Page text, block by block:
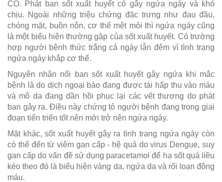
CÓ. Phát ban sốt xuất huyết có gây ngứa ngáy và khó
chịu. Ngoài những triệu chứng đặc trưng như đau đầu,
chóng mặt, buồn nôn, cơ thể mệt mỏi thì ngứa ngáy cũng
là một biểu hiện thường gặp của sốt xuất huyết. Có trường
hợp người bệnh thức trắng cả ngày lẫn đêm vì tình trạng
ngứa ngáy khắp cơ thể.
Nguyên nhân nổi ban sốt xuất huyết gây ngứa khi mắc
bệnh là do dịch ngoại bào đang được tái hấp thu vào máu
và mô da đang dần hồi phục lại các vết thương do phát
ban gây ra. Điều này chứng tỏ người bệnh đang trong giai
đoạn tiến triển tốt nên mới trở nên ngứa ngáy.
Mặt khác, sốt xuất huyết gây ra tình trạng ngứa ngáy còn
có thể đến từ viêm gan cấp - hệ quả do virus Dengue, suy
gan cấp do vấn đề sử dụng paracetamol để hạ sốt quá liều
kéo theo đó là biểu hiện vàng da, ngứa da và rối loạn đông
máu.